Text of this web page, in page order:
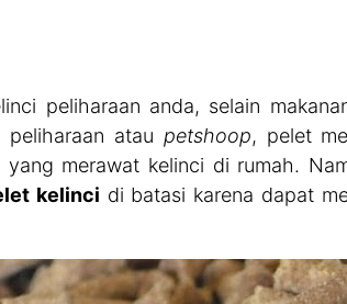
peliharaan anda, selain
atau petshoop, pelet
merawat kelinci di rumah.
kelinci di batasi karena dapat